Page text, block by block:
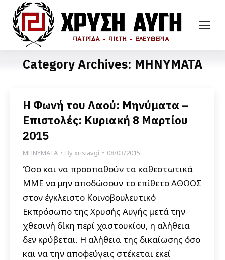
Category Archives: ΜΗΝΥΜΑΤΑ
Η Φωνή του Λαού: Μηνύματα –
Επιστολές: Κυριακή 8 Μαρτίου
2015
ΜΗΝΥΜΑΤΑ Byxrisiavgi 08/03/2015
Όσο και να προσπαθούν τα καθεστωτικά
ΜΜΕ να μην αποδώσουν το επίθετο ΑΘΩΟΣ
στον έγκλειστο Κοινοβουλευτικό
Εκπρόσωπο της Χρυσής Αυγής μετά την
χθεσινή δίκη περί χαστουκίου, η αλήθεια
δεν κρύβεται. Η αλήθεια της δικαίωσης όσο
και να την αποφεύγεις στέκεται εκεί